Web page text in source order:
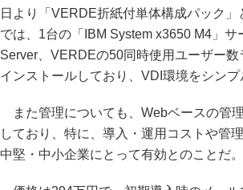
日より「VERDE折紙付単体構成パック
では、1台の「IBM System x3650 M4」
Server、VERDEの50同時使用ユーザー
インストールしており、VDI環境をシンプ
また管理についても、Webベースの管
しており、特に、導入・運用コストや管
中堅・中小企業にとって有効とのことだ。